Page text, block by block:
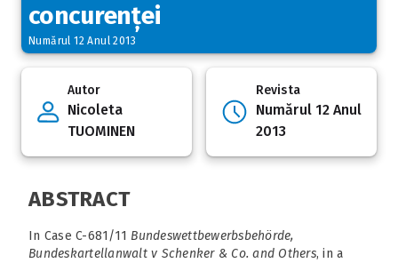
concurenței
Numărul 12 Anul 2013
Autor
Nicoleta
TUOMINEN
Revista
Numărul 12 Anul
2013
ABSTRACT
In Case C-681/11 Bundeswettbewerbsbehörde,
Bundeskartellanwalt v Schenker & Co. and Others, in a